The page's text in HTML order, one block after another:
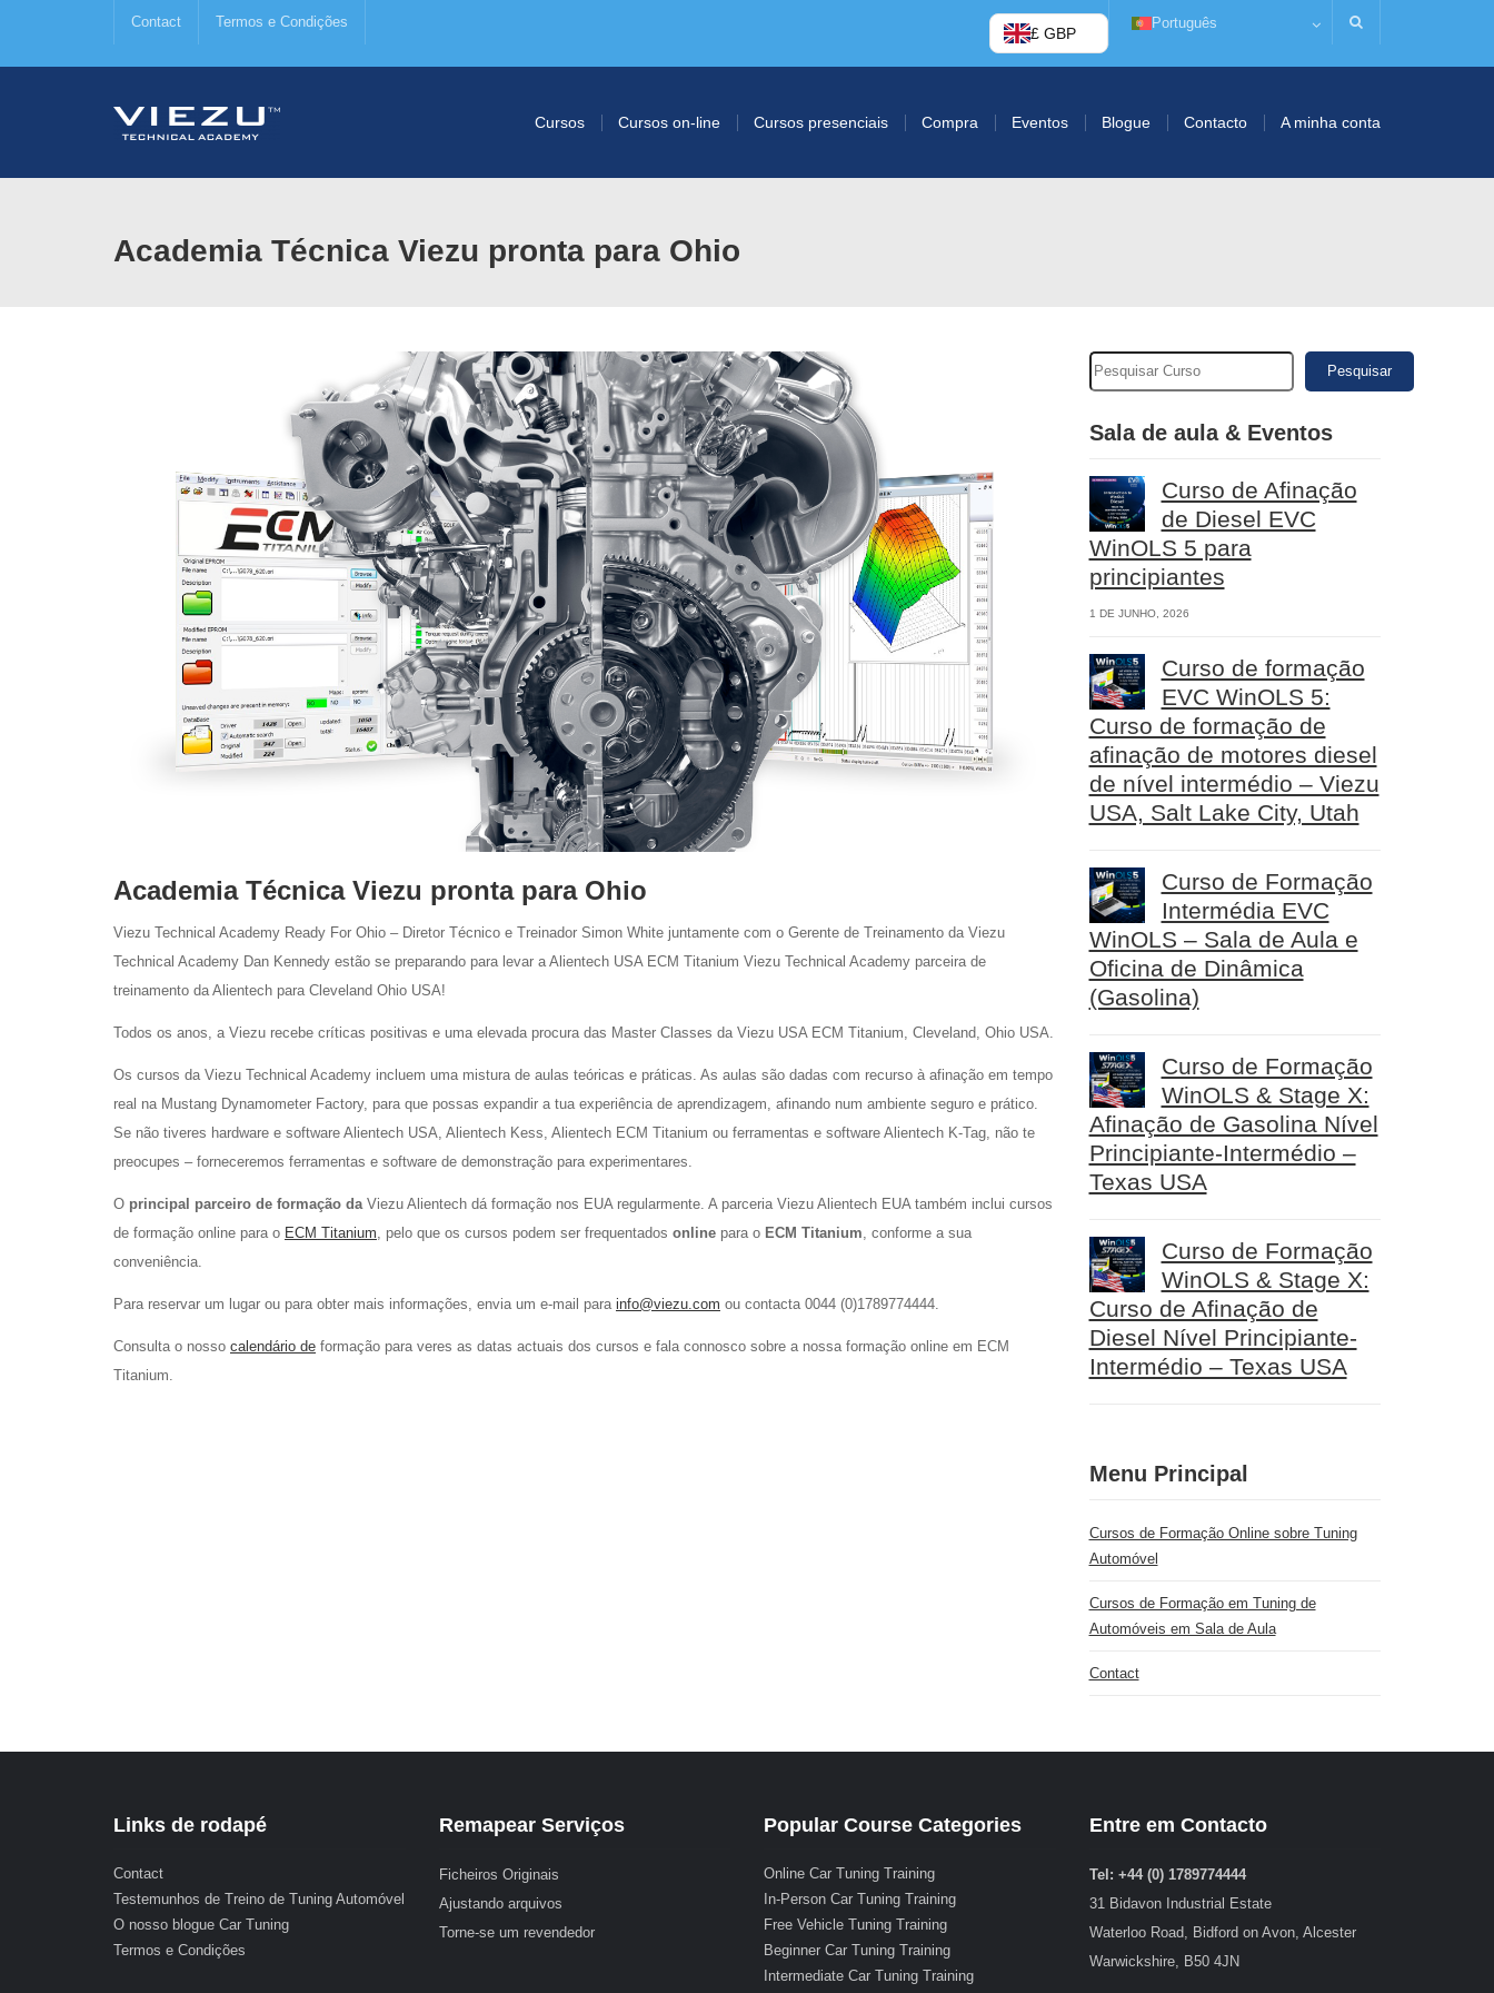
Contact Termos e Condições
£ GBP
Português
Cursos Cursos on-line Cursos presenciais Compra Eventos Blogue Contacto A minha conta
Academia Técnica Viezu pronta para Ohio
Academia Técnica Viezu pronta para Ohio
Viezu Technical Academy Ready For Ohio – Diretor Técnico e Treinador Simon White juntamente com o Gerente de Treinamento da Viezu
Technical Academy Dan Kennedy estão se preparando para levar a Alientech USA ECM Titanium Viezu Technical Academy parceira de
treinamento da Alientech para Cleveland Ohio USA!
Todos os anos, a Viezu recebe críticas positivas e uma elevada procura das Master Classes da Viezu USA ECM Titanium, Cleveland, Ohio USA.
Os cursos da Viezu Technical Academy incluem uma mistura de aulas teóricas e práticas. As aulas são dadas com recurso à afinação em tempo
real na Mustang Dynamometer Factory, para que possas expandir a tua experiência de aprendizagem, afinando num ambiente seguro e prático.
Se não tiveres hardware e software Alientech USA, Alientech Kess, Alientech ECM Titanium ou ferramentas e software Alientech K-Tag, não te
preocupes – forneceremos ferramentas e software de demonstração para experimentares.
O principal parceiro de formação daViezu Alientech dá formação nos EUA regularmente. A parceria Viezu Alientech EUA também inclui cursos
de formação online para o ECM Titanium, pelo que os cursos podem ser frequentados online para o ECM Titanium, conforme a sua
conveniência.
Para reservar um lugar ou para obter mais informações, envia um e-mail para info@viezu.com ou contacta 0044 (0)1789774444.
Consulta o nosso calendário de formação para veres as datas actuais dos cursos e fala connosco sobre a nossa formação online em ECM
Titanium.
Pesquisar
Sala de aula & Eventos
Curso de Afinação
de Diesel EVC
WinOLS 5 para
principiantes
1 DE JUNHO, 2026
Curso de formação
EVC WinOLS 5:
Curso de formação de
afinação de motores diesel
de nível intermédio – Viezu
USA, Salt Lake City, Utah
Curso de Formação
Intermédia EVC
WinOLS – Sala de Aula e
Oficina de Dinâmica
(Gasolina)
Curso de Formação
WinOLS & Stage X:
Afinação de Gasolina Nível
Principiante-Intermédio –
Texas USA
Curso de Formação
WinOLS & Stage X:
Curso de Afinação de
Diesel Nível Principiante-
Intermédio – Texas USA
Menu Principal
Cursos de Formação Online sobre Tuning
Automóvel
Cursos de Formação em Tuning de
Automóveis em Sala de Aula
Contact
Links de rodapé
Contact
Testemunhos de Treino de Tuning Automóvel
O nosso blogue Car Tuning
Termos e Condições
Remapear Serviços
Ficheiros Originais
Ajustando arquivos
Torne-se um revendedor
Popular Course Categories
Online Car Tuning Training
In-Person Car Tuning Training
Free Vehicle Tuning Training
Beginner Car Tuning Training
Intermediate Car Tuning Training
Entre em Contacto
Tel: +44 (0) 1789774444
31 Bidavon Industrial Estate
Waterloo Road, Bidford on Avon, Alcester
Warwickshire, B50 4JN